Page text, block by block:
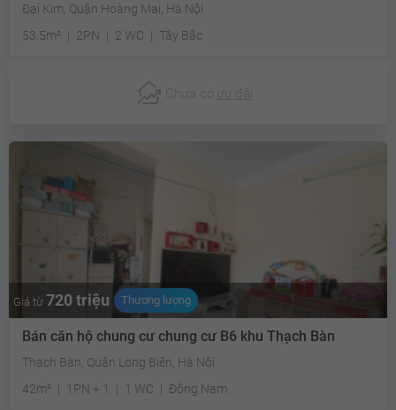
Đại Kim, Quận Hoàng Mai, Hà Nội
53.5m²
2PN 2 WC Tây Bắc
Chưa có ưu đãi
Giá từ 720 triệu Thương lượng
Bán căn hộ chung cư chung cư B6 khu Thạch Bàn
Thạch Bàn, Quận Long Biên, Hà Nội
42m²
1PN + 1 1 WC Đông Nam